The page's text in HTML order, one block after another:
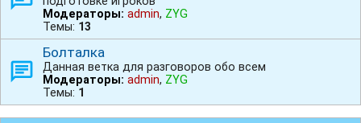
Модераторы: admin, ZYG
Темы: 13
Болталка
Данная ветка для разговоров обо всем
Модераторы: admin, ZYG
Темы: 1